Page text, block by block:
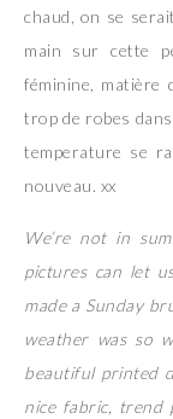
chaud, on se
main sur cette
féminine, matière
trop de robes dans
temperature se
nouveau. xx
We’re not in
pictures can let
made a Sunday
weather was so
beautiful printed
nice fabric, trend